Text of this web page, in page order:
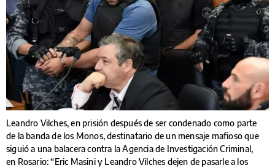
Leandro Vilches, en prisión después de ser condenado como parte
de la banda de los Monos, destinatario de un mensaje mafioso que
siguió a una balacera contra la Agencia de Investigación Criminal,
en Rosario: “Eric Masini y Leandro Vilches dejen de pasarle a los